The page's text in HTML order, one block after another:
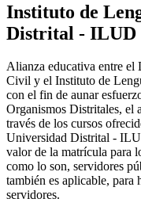
Instituto de
Distrital - ILUD
Alianza educativa entre
Civil y el Instituto de
con el fin de aunar
Organismos Distritales, el
través de los cursos
Universidad Distrital -
valor de la matrícula para
como lo son, servidores
también es aplicable, para
servidores.